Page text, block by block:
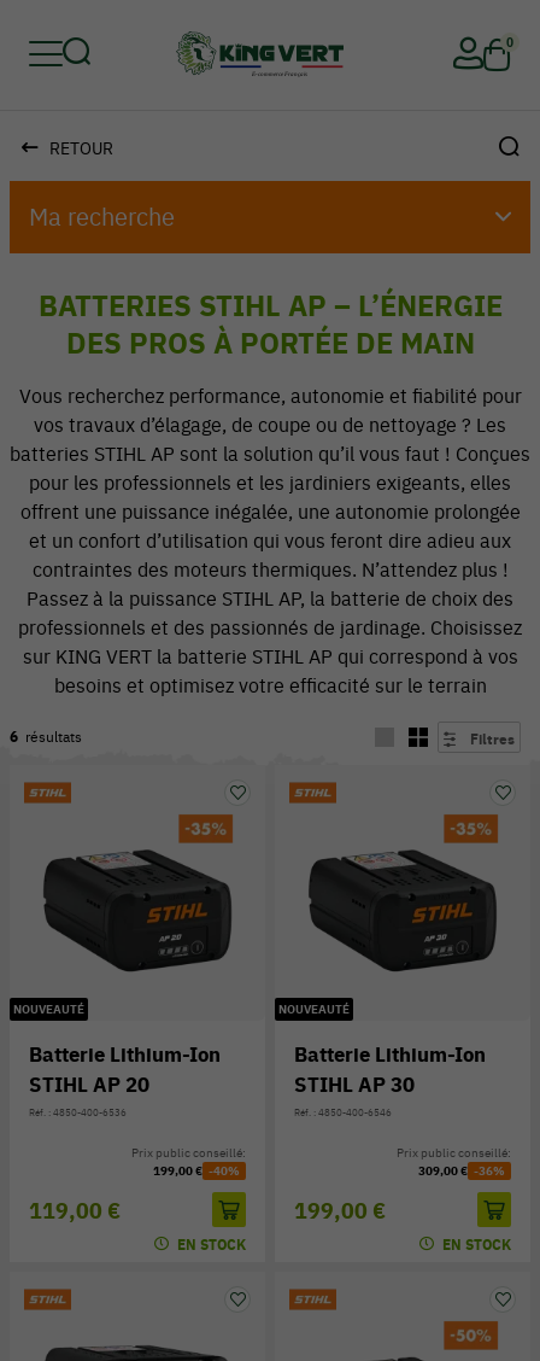
0
RETOUR
Ma recherche
BATTERIES STIHL AP – L’ÉNERGIE
DES PROS À PORTÉE DE MAIN
Vous recherchez performance, autonomie et fiabilité pour
vos travaux d’élagage, de coupe ou de nettoyage ? Les
batteries STIHL AP sont la solution qu’il vous faut ! Conçues
pour les professionnels et les jardiniers exigeants, elles
offrent une puissance inégalée, une autonomie prolongée
et un confort d’utilisation qui vous feront dire adieu aux
contraintes des moteurs thermiques. N’attendez plus !
Passez à la puissance STIHL AP, la batterie de choix des
professionnels et des passionnés de jardinage. Choisissez
sur KING VERT la batterie STIHL AP qui correspond à vos
besoins et optimisez votre efficacité sur le terrain
6 résultats Filtres
NOUVEAUTÉ
Batterie Lithium-Ion
STIHL AP 20
Réf. : 4850-400-6536
119,00 €
Prix public conseillé:
199,00 € -40%
EN STOCK
NOUVEAUTÉ
Batterie Lithium-Ion
STIHL AP 30
Réf. : 4850-400-6546
199,00 €
Prix public conseillé:
309,00 € -36%
EN STOCK